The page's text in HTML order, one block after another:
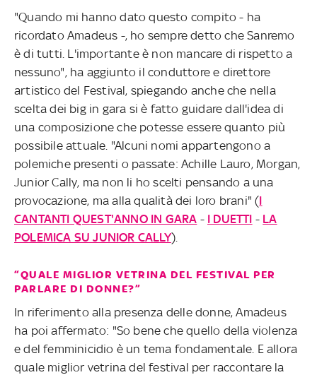
"Quando mi hanno dato questo compito - ha
ricordato Amadeus -, ho sempre detto che Sanremo
è di tutti. L'importante è non mancare di rispetto a
nessuno", ha aggiunto il conduttore e direttore
artistico del Festival, spiegando anche che nella
scelta dei big in gara si è fatto guidare dall'idea di
una composizione che potesse essere quanto più
possibile attuale. "Alcuni nomi appartengono a
polemiche presenti o passate: Achille Lauro, Morgan,
Junior Cally, ma non li ho scelti pensando a una
provocazione, ma alla qualità dei loro brani" (I
CANTANTI QUEST'ANNO IN GARA - I DUETTI - LA
POLEMICA SU JUNIOR CALLY).
“QUALE MIGLIOR VETRINA DEL FESTIVAL PER
PARLARE DI DONNE?”
In riferimento alla presenza delle donne, Amadeus
ha poi affermato: "So bene che quello della violenza
e del femminicidio è un tema fondamentale. E allora
quale miglior vetrina del festival per raccontare la